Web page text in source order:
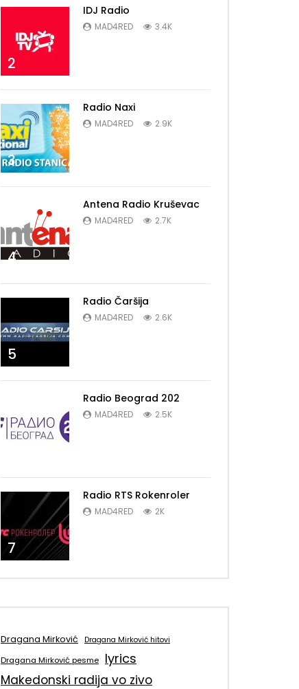
2
IDJ Radio
MAD4RED 3.4K
3
Radio Naxi
MAD4RED 2.9K
4
Antena Radio Kruševac
MAD4RED 2.7K
5
Radio Čaršija
MAD4RED 2.6K
Radio Beograd 202
MAD4RED 2.5K
7
Radio RTS Rokenroler
MAD4RED 2K
Dragana Mirković Dragana Mirković hitovi
Dragana Mirković pesme lyrics
Makedonski radija vo zivo